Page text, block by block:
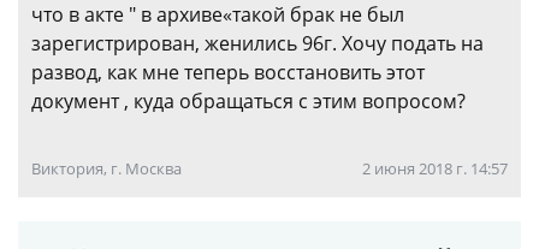
что в акте " в архиве«такой брак не был
зарегистрирован, женились 96г. Хочу подать на
развод, как мне теперь восстановить этот
документ , куда обращаться с этим вопросом?
Виктория, г. Москва 2 июня 2018 г. 14:57